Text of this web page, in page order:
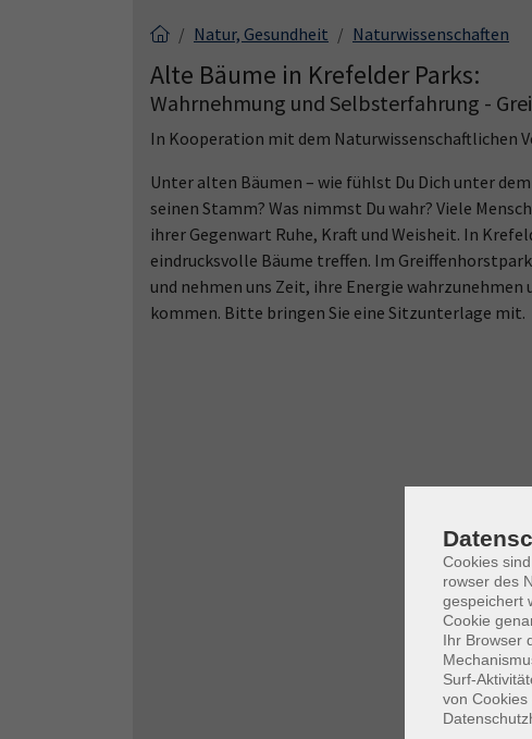
Natur, Gesundheit Naturwissenschaften
Alte Bäume in Krefelder Parks:
Wahrnehmung und Selbsterfahrung -
In Kooperation mit dem Naturwissenschaftlichen
Unter alten Bäumen – wie fühlst Du Dich unter
seinen Stamm? Was nimmst Du wahr? Viele
ihrer Gegenwart Ruhe, Kraft und Weisheit. In
eindrucksvolle Bäume treffen. Im
und nehmen uns Zeit, ihre Energie
kommen. Bitte bringen Sie eine Sitzunterlage mit.
Cookies
rowser des
gespeichert
Cookie
Ihr Browser
Surf-
von